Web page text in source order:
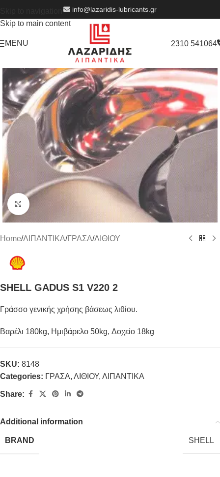
Skip to main content
info@lazaridis-lubricants.gr
MENU 2310 541064
Click to enlarge
Home/ΛΙΠΑΝΤΙΚΑ/ΓΡΑΣΑ/ΛΙΘΙΟΥ
SHELL GADUS S1 V220 2
Γράσσο γενικής χρήσης βάσεως λιθίου.
Βαρέλι 180kg, Ημιβάρελο 50kg, Δοχείο 18kg
SKU: 8148
Categories: ΓΡΑΣΑ, ΛΙΘΙΟΥ, ΛΙΠΑΝΤΙΚΑ
Share:
Additional information
BRAND SHELL